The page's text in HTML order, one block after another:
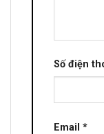
Số điện
Email *